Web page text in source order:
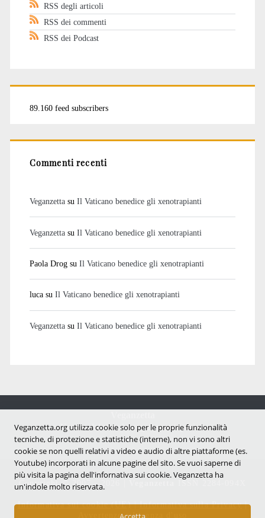
RSS degli articoli
RSS dei commenti
RSS dei Podcast
89.160 feed subscribers
Commenti recenti
Veganzettasu Il Vaticano benedice gli xenotrapianti
Veganzettasu Il Vaticano benedice gli xenotrapianti
Paola Drogsu Il Vaticano benedice gli xenotrapianti
lucasu Il Vaticano benedice gli xenotrapianti
Veganzettasu Il Vaticano benedice gli xenotrapianti
Notizie dal mondo vegan e antispecista
Copyright © 2007 - 2026 |
Informativa sui cookie (UE)|Informativa sulla Privacy|
Avvertenze e Licenza d'uso
Veganzetta.org utilizza cookie solo per le proprie funzionalità
tecniche, di protezione e statistiche (interne), non vi sono altri
cookie se non quelli relativi a video e audio di altre piattaforme (es.
Youtube) incorporati in alcune pagine del sito. Se vuoi saperne di
più visita la pagina dell'infornativa sui cookie. Veganzetta ha
un'indole molto riservata.